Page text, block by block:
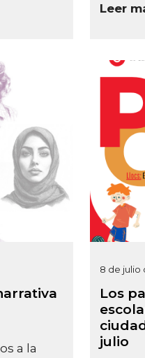
Leer
a la
8 de julio
Los
julio